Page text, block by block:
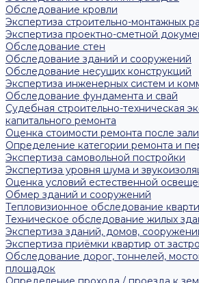
Обследование кровли
Экспертиза строительно-монтажных
Экспертиза проектно-сметной
Обследование стен
Обследование зданий и сооружений
Обследование несущих конструкций
Экспертиза инженерных систем и
Обследование фундамента и свай
Судебная строительно-техническая
капитального ремонта
Оценка стоимости ремонта после
Определение категории ремонта и
Экспертиза самовольной постройки
Экспертиза уровня шума и
Оценка условий естественной
Обмер зданий и сооружений
Тепловизионное обследование
Техническое обследование жилых
Экспертиза зданий, домов,
Экспертиза приёмки квартир от
Обследование дорог, тоннелей,
площадок